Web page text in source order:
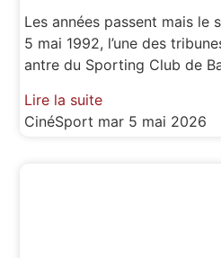
Les années passent mais le
5 mai 1992, l’une des
antre du Sporting Club de
Lire la suite
CinéSport mar 5 mai 2026